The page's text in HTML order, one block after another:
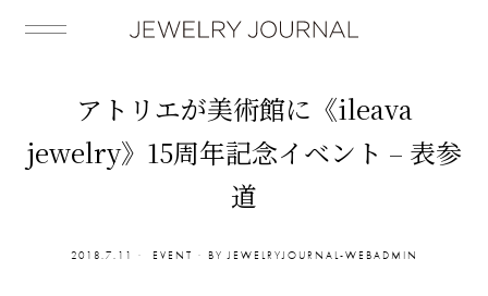
アトリエが美術館に《ileava
jewelry》15周年記念イベント – 表参
道
2018.7.11 EVENT BY JEWELRYJOURNAL-WEBADMIN